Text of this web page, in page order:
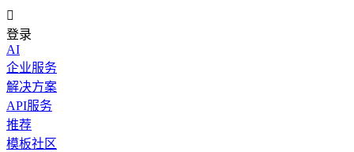

登录
AI
企业服务
解决方案
API服务
推荐
模板社区